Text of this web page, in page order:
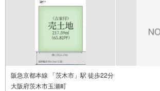
阪急京都本線 「茨木市」駅 徒歩22分
大阪府茨木市玉瀬町